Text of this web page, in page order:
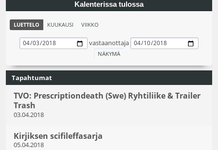
Kalenterissa tulossa
LUETTELO KUUKAUSI VIIKKO
vastaanottaja
Tapahtumat
TVO: Prescriptiondeath (Swe) Ryhtiliike & Trailer
Trash
03.04.2018
Kirjiksen scifileffasarja
05.04.2018